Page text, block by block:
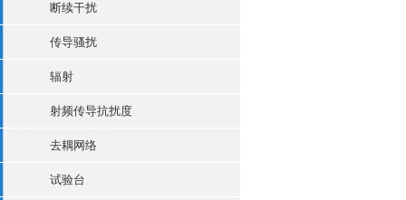
断续干扰
传导骚扰
辐射
射频传导抗扰度
去耦网络
试验台